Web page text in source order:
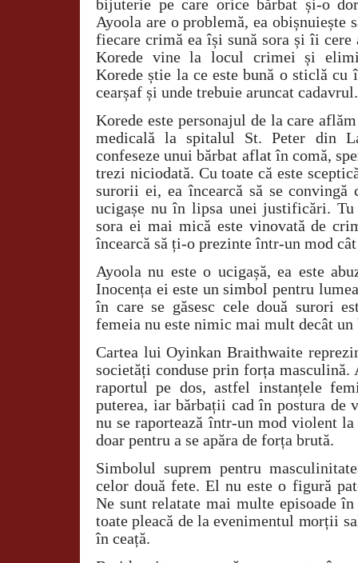
bijuterie pe care orice bărbat și-o
Ayoola are o problemă, ea obișnuiește
fiecare crimă ea își sună sora și îi
Korede vine la locul crimei și
Korede știe la ce este bună o sticlă
cearșaf și unde trebuie aruncat cadavrul.
Korede este personajul de la care
medicală la spitalul St. Peter din
confeseze unui bărbat aflat în comă,
trezi niciodată. Cu toate că este
surorii ei, ea încearcă să se convingă
ucigașe nu în lipsa unei justificări.
sora ei mai mică este vinovată de
încearcă să ți-o prezinte într-un mod
Ayoola nu este o ucigașă, ea este
Inocența ei este un simbol pentru
în care se găsesc cele două surori
femeia nu este nimic mai mult decât un
Cartea lui Oyinkan Braithwaite
societăți conduse prin forța masculină.
raportul pe dos, astfel instanțele
puterea, iar bărbații cad în postura de
nu se raportează într-un mod violent
doar pentru a se apăra de forța brută.
Simbolul suprem pentru
celor două fete. El nu este o figură
Ne sunt relatate mai multe episoade
toate pleacă de la evenimentul morții
în ceață.